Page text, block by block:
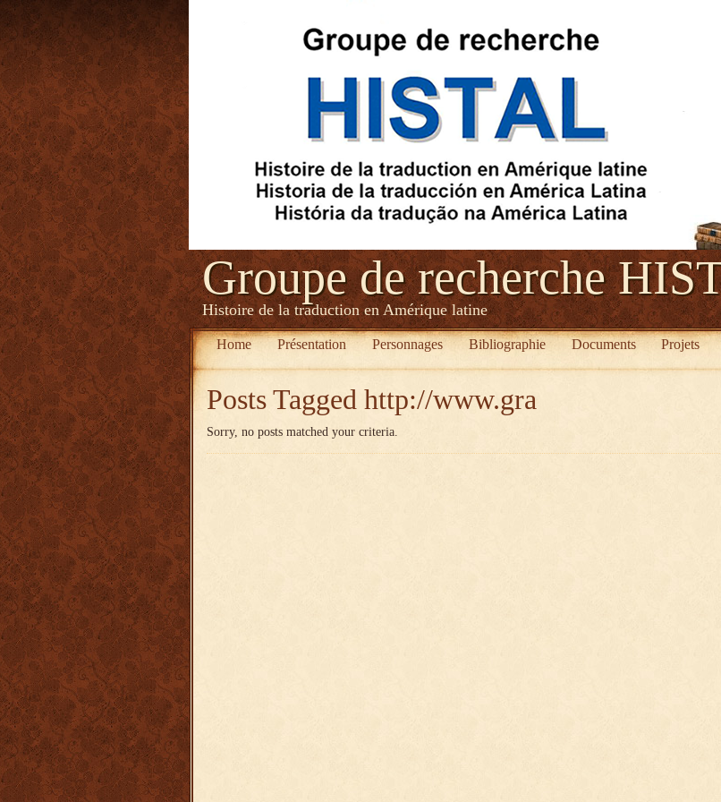
Groupe de recherche
Histoire de la traduction en Amérique latine
Home Présentation Personnages Bibliographie Documents Projets
Posts Tagged http://www.gra
Sorry, no posts matched your criteria.